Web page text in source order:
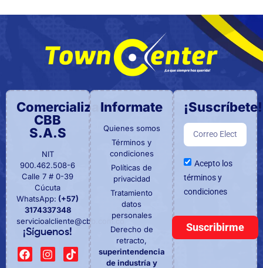
Comercializadora
CBB
S.A.S
NIT
900.462.508-6
Calle 7 # 0-39
Cúcuta
WhatsApp: (+57)
3174337348
servicioalcliente@cbb.com.co
¡Síguenos!
Informate
Quienes somos
Términos y
condiciones
Políticas de
privacidad
Tratamiento
datos
personales
Derecho de
retracto,
superintendencia
de industría y
¡Suscríbete!
Acepto los
términos y
condiciones
Suscribirme